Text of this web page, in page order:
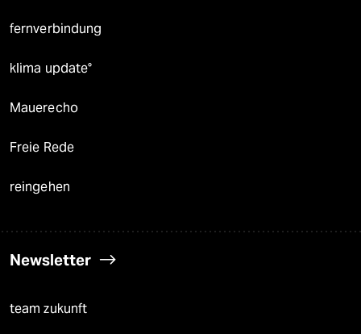
fernverbindung
klima update°
Mauerecho
Freie Rede
reingehen
Newsletter
team zukunft